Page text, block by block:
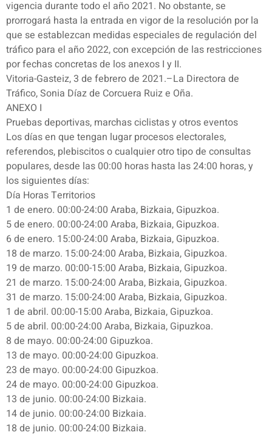
vigencia durante todo el año 2021. No obstante, se
prorrogará hasta la entrada en vigor de la resolución por la
que se establezcan medidas especiales de regulación del
tráfico para el año 2022, con excepción de las restricciones
por fechas concretas de los anexos I y II.
Vitoria-Gasteiz, 3 de febrero de 2021.–La Directora de
Tráfico, Sonia Díaz de Corcuera Ruiz e Oña.
ANEXO I
Pruebas deportivas, marchas ciclistas y otros eventos
Los días en que tengan lugar procesos electorales,
referendos, plebiscitos o cualquier otro tipo de consultas
populares, desde las 00:00 horas hasta las 24:00 horas, y
los siguientes días:
Día Horas Territorios
1 de enero. 00:00-24:00 Araba, Bizkaia, Gipuzkoa.
5 de enero. 00:00-24:00 Araba, Bizkaia, Gipuzkoa.
6 de enero. 15:00-24:00 Araba, Bizkaia, Gipuzkoa.
18 de marzo. 15:00-24:00 Araba, Bizkaia, Gipuzkoa.
19 de marzo. 00:00-15:00 Araba, Bizkaia, Gipuzkoa.
21 de marzo. 15:00-24:00 Araba, Bizkaia, Gipuzkoa.
31 de marzo. 15:00-24:00 Araba, Bizkaia, Gipuzkoa.
1 de abril. 00:00-15:00 Araba, Bizkaia, Gipuzkoa.
5 de abril. 00:00-24:00 Araba, Bizkaia, Gipuzkoa.
8 de mayo. 00:00-24:00 Gipuzkoa.
13 de mayo. 00:00-24:00 Gipuzkoa.
23 de mayo. 00:00-24:00 Gipuzkoa.
24 de mayo. 00:00-24:00 Gipuzkoa.
13 de junio. 00:00-24:00 Bizkaia.
14 de junio. 00:00-24:00 Bizkaia.
18 de junio. 00:00-24:00 Bizkaia.